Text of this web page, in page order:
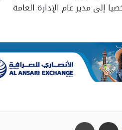
إلى مدير عام الإدارة العامة
ماسنجر مشاركة عبر البريد